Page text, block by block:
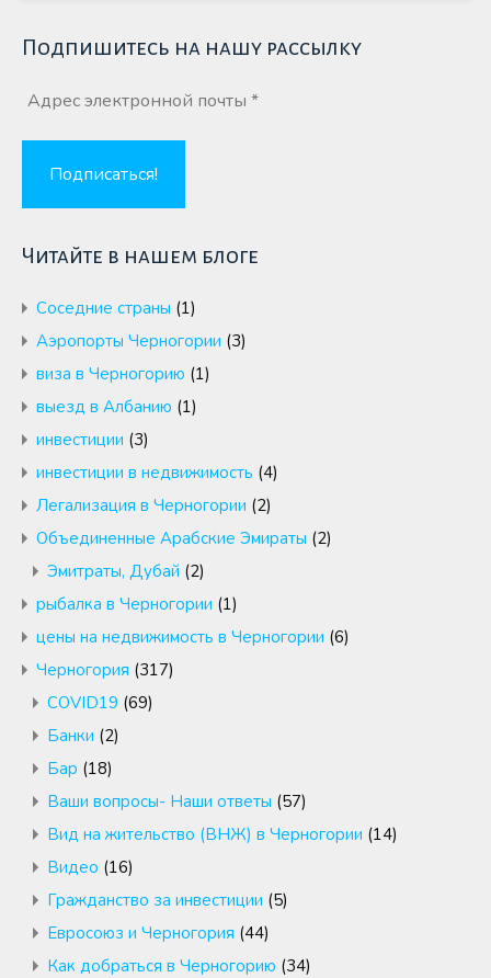
Подпишитесь на нашу рассылку
Читайте в нашем блоге
Cоседние страны (1)
Аэропорты Черногории (3)
виза в Черногорию (1)
выезд в Албанию (1)
инвестиции (3)
инвестиции в недвижимость (4)
Легализация в Черногории (2)
Объединенные Арабские Эмираты (2)
Эмитраты, Дубай (2)
рыбалка в Черногории (1)
цены на недвижимость в Черногории (6)
Черногория (317)
COVID19 (69)
Банки (2)
Бар (18)
Ваши вопросы- Наши ответы (57)
Вид на жительство (ВНЖ) в Черногории (14)
Видео (16)
Гражданство за инвестиции (5)
Евросоюз и Черногория (44)
Как добраться в Черногорию (34)